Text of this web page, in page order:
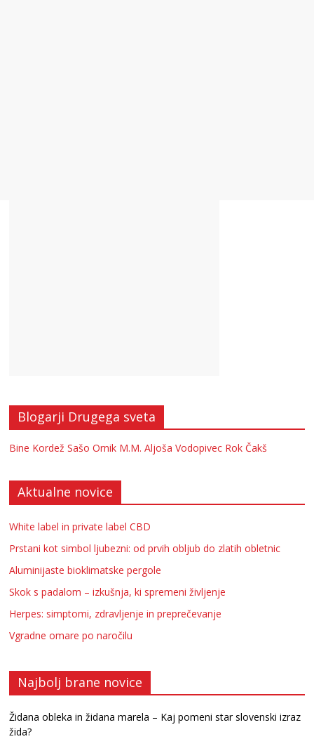
Blogarji Drugega sveta
Bine Kordež Sašo Ornik M.M. Aljoša Vodopivec Rok Čakš
Aktualne novice
White label in private label CBD
Prstani kot simbol ljubezni: od prvih obljub do zlatih obletnic
Aluminijaste bioklimatske pergole
Skok s padalom – izkušnja, ki spremeni življenje
Herpes: simptomi, zdravljenje in preprečevanje
Vgradne omare po naročilu
Najbolj brane novice
Židana obleka in židana marela – Kaj pomeni star slovenski izraz
žida?